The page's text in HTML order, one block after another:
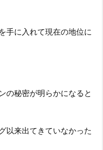
手に入れて現在の地位に
の秘密が明らかになると
以来出てきていなかった